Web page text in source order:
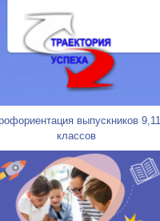
выпускников 9,11
классов